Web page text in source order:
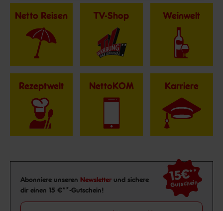
Netto Reisen TV-Shop Weinwelt
Rezeptwelt NettoKOM Karriere
Newsletter Anmeldung
Abonniere unseren Newsletter und sichere
dir einen 15 €**-Gutschein!
15€**
Gutschein